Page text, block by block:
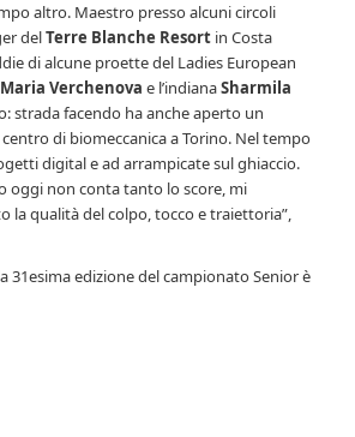
altro. Maestro presso alcuni circoli
delTerre Blanche Resort in Costa
di alcune proette del Ladies European
Maria Verchenova e l’indianaSharmila
strada facendo ha anche aperto un
di biomeccanica a Torino. Nel tempo
digital e ad arrampicate sul ghiaccio.
oggi non conta tanto lo score, mi
la qualità del colpo, tocco e traiettoria”,
31esima edizione del campionato Senior è